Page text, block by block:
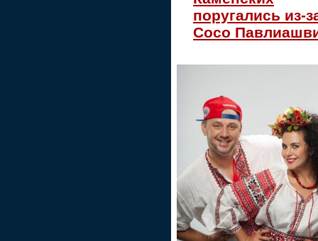
поругались из-
Сосо